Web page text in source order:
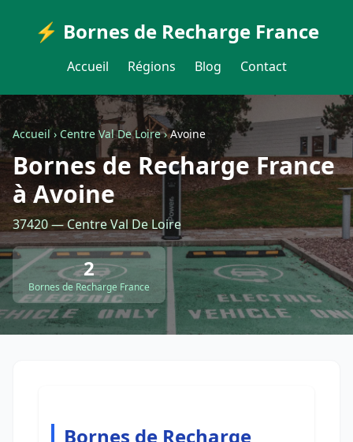
⚡ Bornes de Recharge France
Accueil Régions Blog Contact
Accueil›Centre Val De Loire›Avoine
Bornes de Recharge France
à Avoine
37420 — Centre Val De Loire
2
Bornes de Recharge France
Bornes de Recharge